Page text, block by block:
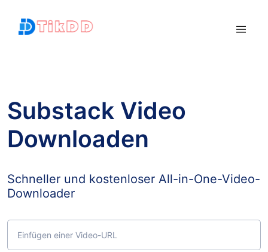
Substack Video
Downloaden
Schneller und kostenloser All-in-One-Video-
Downloader